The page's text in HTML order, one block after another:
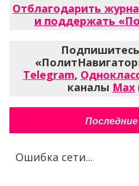
Отблагодарить
и поддержать
Telegram,
каналы Max
Ошибка сети...